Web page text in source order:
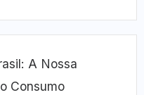
A Nossa
Consumo